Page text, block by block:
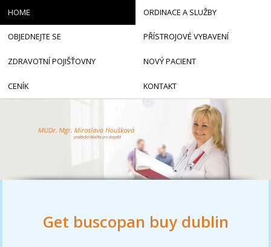
Get buscopan buy dublin
HOME ORDINACE A SLUŽBY
OBJEDNEJTE SE PŘÍSTROJOVÉ VYBAVENÍ
ZDRAVOTNÍ POJIŠŤOVNY NOVÝ PACIENT
CENÍK KONTAKT